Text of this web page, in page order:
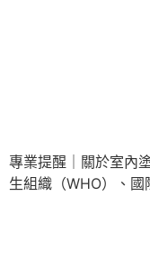
專業提醒｜關於室內
生組織（WHO）、